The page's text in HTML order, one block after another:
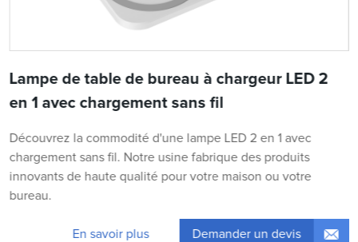
Lampe de table de bureau à chargeur LED 2
en 1 avec chargement sans fil
Découvrez la commodité d'une lampe LED 2 en 1 avec
chargement sans fil. Notre usine fabrique des produits
innovants de haute qualité pour votre maison ou votre
bureau.
En savoir plus Demander un devis